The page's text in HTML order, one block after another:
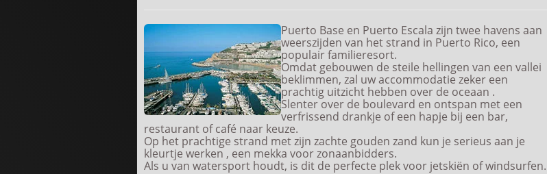
Puerto Base en Puerto Escala zijn twee havens aan
weerszijden van het strand in Puerto Rico, een
populair familieresort.
Omdat gebouwen de steile hellingen van een vallei
beklimmen, zal uw accommodatie zeker een
prachtig uitzicht hebben over de oceaan .
Slenter over de boulevard en ontspan met een
verfrissend drankje of een hapje bij een bar,
restaurant of café naar keuze.
Op het prachtige strand met zijn zachte gouden zand kun je serieus aan je
kleurtje werken , een mekka voor zonaanbidders.
Als u van watersport houdt, is dit de perfecte plek voor jetskiën of windsurfen.